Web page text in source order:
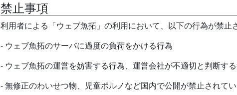
禁止事項
利用者による「ウェブ魚拓」の利用において、以下の行為が禁止
- ウェブ魚拓のサーバに過度の負荷をかける行為
- ウェブ魚拓の運営を妨害する行為、運営会社が不適切と判断す
- 無修正のわいせつ物、児童ポルノなど国内で公開が禁止されてい